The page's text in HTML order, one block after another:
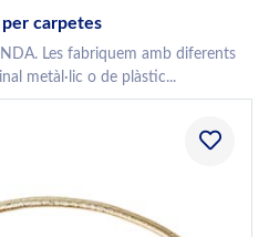
carpetes
Les fabriquem amb diferents
metàl·lic o de plàstic...